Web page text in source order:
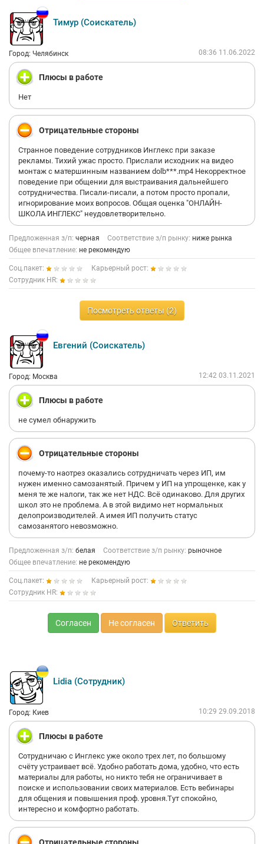
P.S. Причём даже не удосужились мне ответить по обратной
связи. Пока я сама не написала несколько раз. В конце
концов получила сухой ответ "не предоставляют обратную
связь на данном этапе".
Это ХАМСКОЕ И НАПЛЕВАТЕЛЬСКОЕ отношение к
соискателям. Такие компании как Инлекс просто не должны
существовать. Я крайне возмущена таким неуважением и
была лучшего мнения об их конторе. Это отвратительно!
Тимур (Соискатель)
Город: Челябинск 08:36 11.06.2022
Плюсы в работе
Нет
Отрицательные стороны
Странное поведение сотрудников Инглекс при заказе
рекламы. Тихий ужас просто. Прислали исходник на видео
монтаж с матершинным названием dolb***.mp4 Некорректное
поведение при общении для выстраивания дальнейшего
сотрудничества. Писали-писали, а потом просто пропали,
игнорирование моих вопросов. Общая оценка "ОНЛАЙН-
ШКОЛА ИНГЛЕКС" неудовлетворительно.
Предложенная з/п: черная Соответствие з/п рынку: ниже рынка
Общее впечатление: не рекомендую
Соц.пакет:
Карьерный рост:
Сотрудник HR:
Посмотреть ответы (2)
Евгений (Соискатель)
Город: Москва 12:42 03.11.2021
Плюсы в работе
не сумел обнаружить
Отрицательные стороны
почему-то наотрез оказались сотрудничать через ИП, им
нужен именно самозанятый. Причем у ИП на упрощенке, как у
меня те же налоги, так же нет НДС. Всё одинаково. Для других
школ это не проблема. А в этой видимо нет нормальных
делопроизводителей. А имея ИП получить статус
самозанятого невозможно.
Предложенная з/п: белая Соответствие з/п рынку: рыночное
Общее впечатление: не рекомендую
Соц.пакет:
Карьерный рост:
Сотрудник HR:
Согласен Не согласен Ответить
Lidia (Сотрудник)
Город: Киев 10:29 29.09.2018
Плюсы в работе
Сотрудничаю с Инглекс уже около трех лет, по большому
счёту устраивает всё. Удобно работать дома, удобно, что есть
материалы для работы, но никто тебя не ограничивает в
поиске и использовании своих материалов. Есть вебинары
для общения и повышения проф. уровня.Тут спокойно,
интересно и комфортно работать.